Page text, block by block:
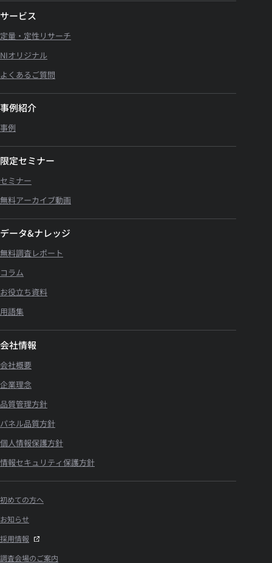
サービス
定量・定性リサーチ
NIオリジナル
よくあるご質問
事例紹介
事例
限定セミナー
セミナー
無料アーカイブ動画
データ&ナレッジ
無料調査レポート
コラム
お役立ち資料
用語集
会社情報
会社概要
企業理念
品質管理方針
パネル品質方針
個人情報保護方針
情報セキュリティ保護方針
初めての方へ
お知らせ
採用情報
調査会場のご案内